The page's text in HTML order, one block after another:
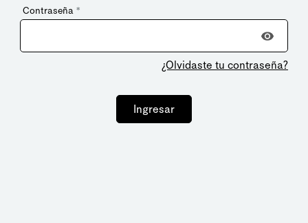
Contraseña *
¿Olvidaste tu contraseña?
Ingresar